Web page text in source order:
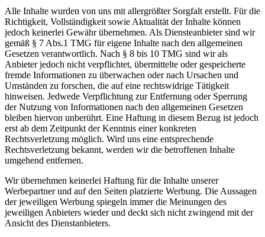
Alle Inhalte wurden von uns mit allergrößter Sorgfalt erstellt. Für die
Richtigkeit, Vollständigkeit sowie Aktualität der Inhalte können
jedoch keinerlei Gewähr übernehmen. Als Diensteanbieter sind wir
gemäß § 7 Abs.1 TMG für eigene Inhalte nach den allgemeinen
Gesetzen verantwortlich. Nach § 8 bis 10 TMG sind wir als
Anbieter jedoch nicht verpflichtet, übermittelte oder gespeicherte
fremde Informationen zu überwachen oder nach Ursachen und
Umständen zu forschen, die auf eine rechtswidrige Tätigkeit
hinweisen. Jedwede Verpflichtung zur Entfernung oder Sperrung
der Nutzung von Informationen nach den allgemeinen Gesetzen
bleiben hiervon unberührt. Eine Haftung in diesem Bezug ist jedoch
erst ab dem Zeitpunkt der Kenntnis einer konkreten
Rechtsverletzung möglich. Wird uns eine entsprechende
Rechtsverletzung bekannt, werden wir die betroffenen Inhalte
umgehend entfernen.
Wir übernehmen keinerlei Haftung für die Inhalte unserer
Werbepartner und auf den Seiten platzierte Werbung. Die Aussagen
der jeweiligen Werbung spiegeln immer die Meinungen des
jeweiligen Anbieters wieder und deckt sich nicht zwingend mit der
Ansicht des Dienstanbieters.